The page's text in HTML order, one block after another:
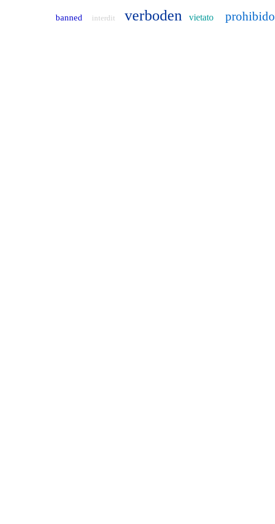
banned interdit verboden vietato prohibido